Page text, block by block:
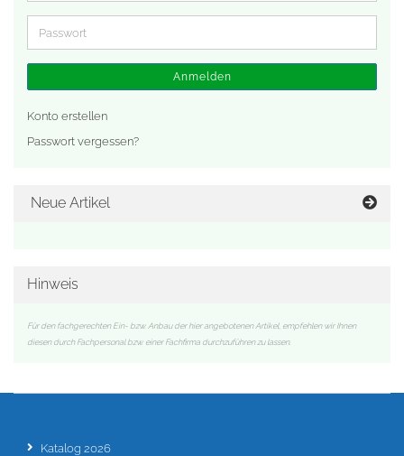
Adresse
Passwort
Anmelden
Konto erstellen
Passwort vergessen?
Neue Artikel
Hinweis
Für den fachgerechten Ein- bzw. Anbau der hier angebotenen Artikel, empfehlen wir Ihnen
diesen durch Fachpersonal bzw. einer Fachfirma durchzuführen zu lassen.
Katalog 2026